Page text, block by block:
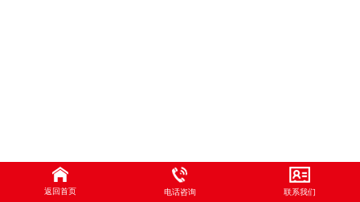
返回首页 电话咨询 联系我们